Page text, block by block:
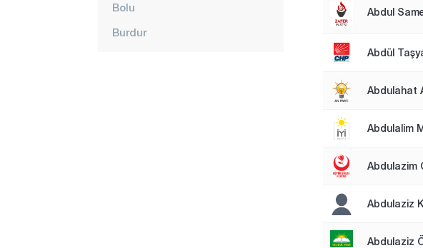
Bolu
Burdur
Abdul
Abdül
Abdulahat
Abdulalim
Abdulazim
Abdulaziz
Abdulaziz